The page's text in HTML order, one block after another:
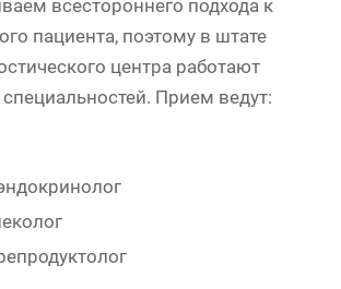
всестороннего подхода к
пациента, поэтому в штате
центра работают
Прием ведут: